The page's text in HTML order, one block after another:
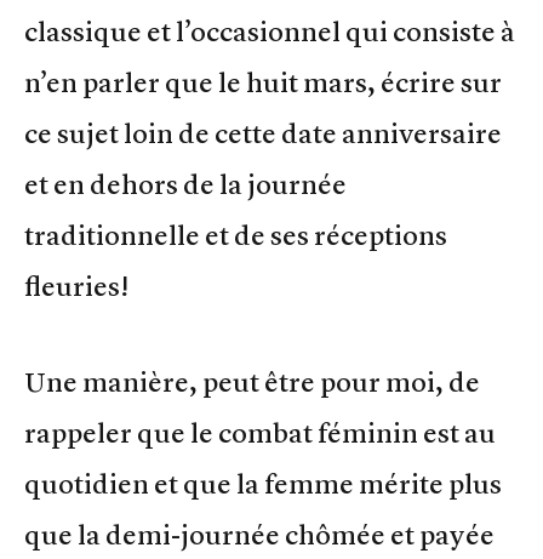
classique et l’occasionnel qui consiste à
n’en parler que le huit mars, écrire sur
ce sujet loin de cette date anniversaire
et en dehors de la journée
traditionnelle et de ses réceptions
fleuries!
Une manière, peut être pour moi, de
rappeler que le combat féminin est au
quotidien et que la femme mérite plus
que la demi-journée chômée et payée